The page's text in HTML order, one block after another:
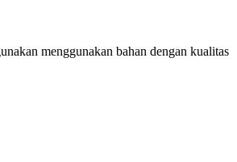
menggunakan bahan dengan kualitas